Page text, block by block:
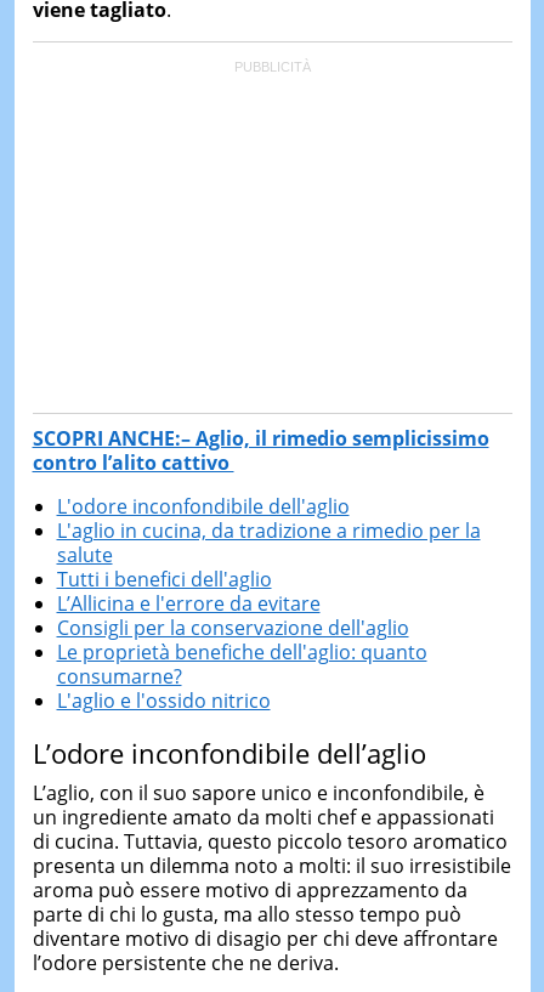
viene tagliato.
SCOPRI ANCHE:– Aglio, il rimedio semplicissimo
contro l’alito cattivo
L'odore inconfondibile dell'aglio
L'aglio in cucina, da tradizione a rimedio per la
salute
Tutti i benefici dell'aglio
L’Allicina e l'errore da evitare
Consigli per la conservazione dell'aglio
Le proprietà benefiche dell'aglio: quanto
consumarne?
L'aglio e l'ossido nitrico
L’odore inconfondibile dell’aglio
L’aglio, con il suo sapore unico e inconfondibile, è
un ingrediente amato da molti chef e appassionati
di cucina. Tuttavia, questo piccolo tesoro aromatico
presenta un dilemma noto a molti: il suo irresistibile
aroma può essere motivo di apprezzamento da
parte di chi lo gusta, ma allo stesso tempo può
diventare motivo di disagio per chi deve affrontare
l’odore persistente che ne deriva.